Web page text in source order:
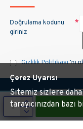
Doğrulama kodunu
giriniz
Gizlilik Politikası'ni
hakları saklıdır. Site
Çerez Uyarısı
Sitemiz sizlere
tarayıcınızdan